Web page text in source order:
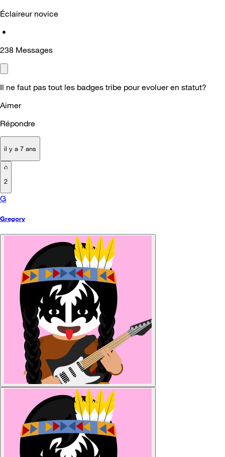
Éclaireur novice
•
238 Messages
Il ne faut pas tout les badges tribe pour evoluer en statut?
Aimer
Répondre
il y a 7 ans
2
G
Gregory